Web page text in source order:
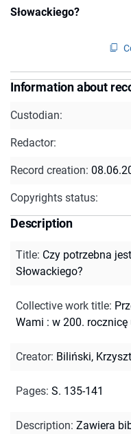
Słowackiego?
Information about
Custodian:
Redactor:
Record creation:
Copyrights status:
Description
Title: Czy potrzebna
Słowackiego?
Collective work title:
Wami : w 200.
Creator: Biliński,
Pages: S. 135-141
Description: Zawiera